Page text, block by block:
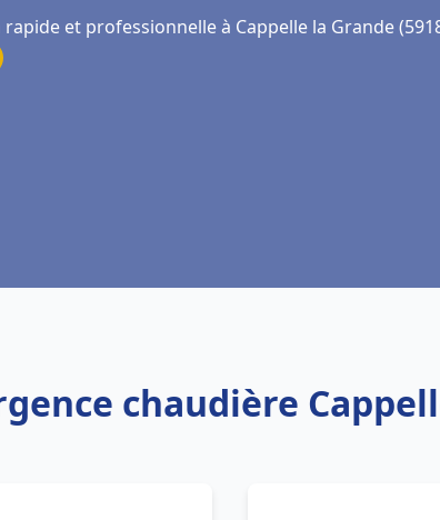
et professionnelle à Cappelle la Grande
chaudière